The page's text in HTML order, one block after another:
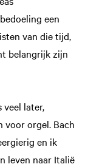
een
van die tijd,
belangrijk zijn
veel later,
voor orgel. Bach
en ik
leven naar Italië